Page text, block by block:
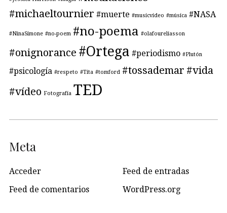
#michaeltournier #muerte #musicvideo #música #NASA
#NinaSimone #no-poem #no-poema #olafoureliasson
#onignorance #Ortega #periodismo #Plutón
#psicología #respeto #Tita #tomford #tossademar #vida
#vídeo Fotografía TED
Meta
Acceder
Feed de entradas
Feed de comentarios
WordPress.org